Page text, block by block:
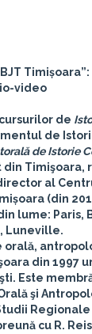
video
de
de
de Istorie
al
(din
lume: Paris,
Luneville.
din 1997
Este
şi
cu R.